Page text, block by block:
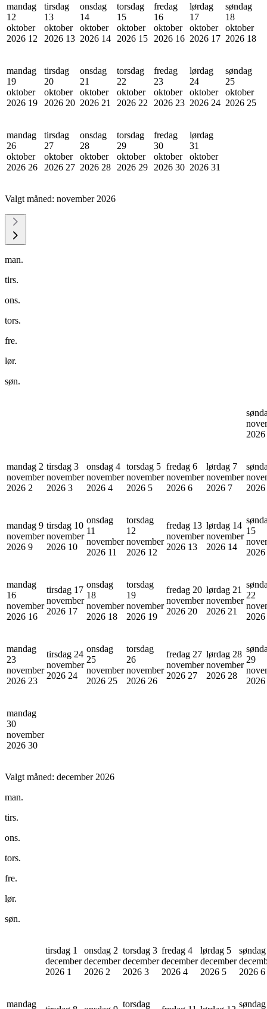
mandag
12
oktober
2026 12
tirsdag
13
oktober
2026 13
onsdag
14
oktober
2026 14
torsdag
15
oktober
2026 15
fredag
16
oktober
2026 16
lørdag
17
oktober
2026 17
søndag
18
oktober
2026 18
mandag
19
oktober
2026 19
tirsdag
20
oktober
2026 20
onsdag
21
oktober
2026 21
torsdag
22
oktober
2026 22
fredag
23
oktober
2026 23
lørdag
24
oktober
2026 24
søndag
25
oktober
2026 25
mandag
26
oktober
2026 26
tirsdag
27
oktober
2026 27
onsdag
28
oktober
2026 28
torsdag
29
oktober
2026 29
fredag
30
oktober
2026 30
lørdag
31
oktober
2026 31
Valgt måned: november 2026
man.
tirs.
ons.
tors.
fre.
lør.
søn.
2026
mandag 2
november
2026 2
tirsdag 3
november
2026 3
onsdag 4
november
2026 4
torsdag 5
november
2026 5
fredag 6
november
2026 6
lørdag 7
november
2026 7
2026
mandag 9
november
2026 9
tirsdag 10
november
2026 10
onsdag
11
november
2026 11
torsdag
12
november
2026 12
fredag 13
november
2026 13
lørdag 14
november
2026 14
15
2026
mandag
16
november
2026 16
tirsdag 17
november
2026 17
onsdag
18
november
2026 18
torsdag
19
november
2026 19
fredag 20
november
2026 20
lørdag 21
november
2026 21
22
2026
mandag
23
november
2026 23
tirsdag 24
november
2026 24
onsdag
25
november
2026 25
torsdag
26
november
2026 26
fredag 27
november
2026 27
lørdag 28
november
2026 28
29
2026
mandag
30
november
2026 30
Valgt måned: december 2026
man.
tirs.
ons.
tors.
fre.
lør.
søn.
tirsdag 1
december
2026 1
onsdag 2
december
2026 2
torsdag 3
december
2026 3
fredag 4
december
2026 4
lørdag 5
december
2026 5
2026 6
mandag torsdag søndag